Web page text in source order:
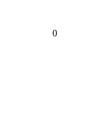
0